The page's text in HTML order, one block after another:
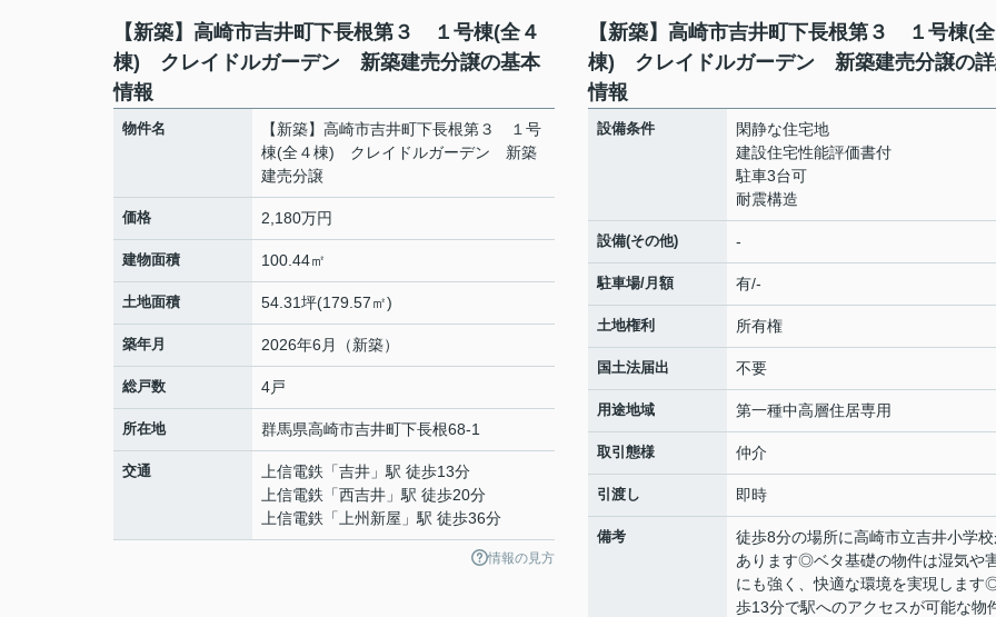
【新築】高崎市吉井町下長根第３ １号棟(全４
棟) クレイドルガーデン 新築建売分譲の基本
情報
物件名
【新築】高崎市吉井町下長根第３ １号
棟(全４棟) クレイドルガーデン 新築
建売分譲
価格 2,180万円
建物面積 100.44㎡
土地面積 54.31坪(179.57㎡)
築年月 2026年6月（新築）
総戸数 4戸
所在地 群馬県高崎市吉井町下長根68-1
交通 上信電鉄 「吉井 」駅 徒歩13分
上信電鉄 「西吉井 」駅 徒歩20分
上信電鉄 「 上州新屋 」駅 徒歩36分
情報の見方
【新築】高崎市吉井町下長根第３ １号棟(
棟) クレイドルガーデン 新築建売分譲の
情報
設備条件
閑静な住宅地
建設住宅性能評価書付
駐車3台可
耐震構造
設備(その他) -
駐車場/月額 有/-
土地権利 所有権
国土法届出 不要
用途地域 第一種中高層住居専用
取引態様 仲介
引渡し 即時
備考
徒歩8分の場所に高崎市立吉井小学
あります◎ベタ基礎の物件は湿気や
にも強く、快適な環境を実現します
歩13分で駅へのアクセスが可能な物